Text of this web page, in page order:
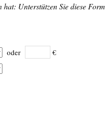
Unterstützen Sie diese Form
oder €